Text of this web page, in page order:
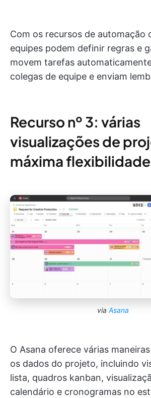
Com os recursos de automação
equipes podem definir regras e
movem tarefas
colegas de equipe e enviam
Recurso nº 3: várias
visualizações de
máxima flexibilidade
via Asana
O Asana oferece várias
os dados do projeto, incluindo
lista, quadros kanban,
calendário e cronogramas no